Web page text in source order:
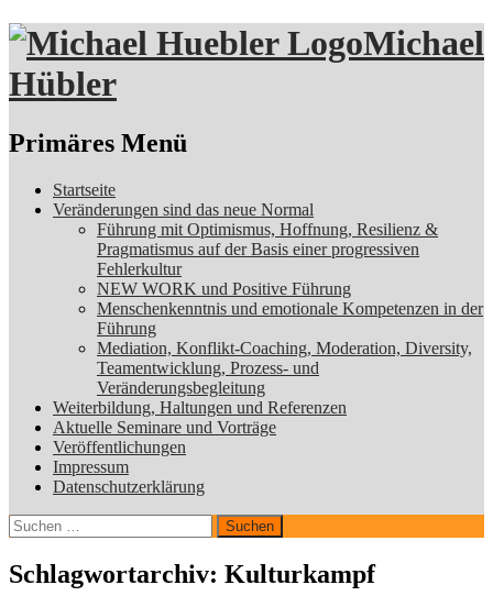
Michael
Hübler
Suchen
Primäres Menü
Zum
Inhalt
Startseite
Veränderungen sind das neue Normal
Führung mit Optimismus, Hoffnung, Resilienz &
Pragmatismus auf der Basis einer progressiven
Fehlerkultur
NEW WORK und Positive Führung
Menschenkenntnis und emotionale Kompetenzen in der
Führung
Mediation, Konflikt-Coaching, Moderation, Diversity,
Teamentwicklung, Prozess- und
Veränderungsbegleitung
Weiterbildung, Haltungen und Referenzen
Aktuelle Seminare und Vorträge
Veröffentlichungen
Impressum
Datenschutzerklärung
Suchen
nach:
Schlagwortarchiv: Kulturkampf